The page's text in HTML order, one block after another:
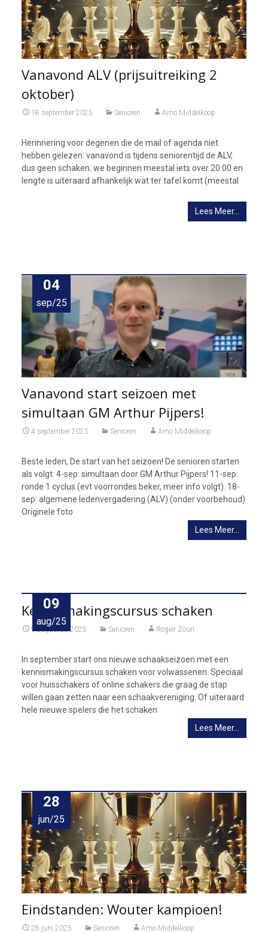
Vanavond ALV (prijsuitreiking 2
oktober)
18 september 2025 Senioren Arno Middelkoop
Herinnering voor degenen die de mail of agenda niet
hebben gelezen: vanavond is tijdens seniorentijd de ALV,
dus geen schaken: we beginnen meestal iets over 20:00 en
lengte is uiteraard afhankelijk wat ter tafel komt (meestal
Lees Meer…
04
sep/25
Vanavond start seizoen met
simultaan GM Arthur Pijpers!
4 september 2025 Senioren Arno Middelkoop
Beste leden, De start van het seizoen! De senioren starten
als volgt: 4-sep: simultaan door GM Arthur Pijpers! 11-sep:
ronde 1 cyclus (evt voorrondes beker, meer info volgt). 18-
sep: algemene ledenvergadering (ALV) (onder voorbehoud)
Originele foto
Lees Meer…
09
aug/25
Kennismakingscursus schaken
9 augustus 2025 Senioren Rogier Zoun
In september start ons nieuwe schaakseizoen met een
kennismakingscursus schaken voor volwassenen. Speciaal
voor huisschakers of online schakers die graag de stap
willen gaan zetten naar een schaakvereniging. Of uiteraard
hele nieuwe spelers die het schaken
Lees Meer…
28
jun/25
Eindstanden: Wouter kampioen!
28 juni 2025 Senioren Arno Middelkoop